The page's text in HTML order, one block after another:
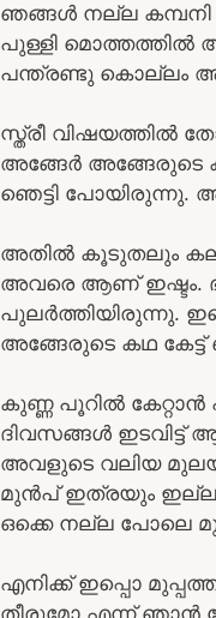
ഞങ്ങൾ നല്ല കമ്പനി
പുള്ളി മൊത്തത്തിൽ
പന്ത്രണ്ടു കൊല്ലം
സ്ത്രീ വിഷയത്തിൽ
അങ്ങേർ അങ്ങേരുടെ
ഞെട്ടി പോയിരുന്നു.
അതിൽ കൂടുതലും
അവരെ ആണ് ഇഷ്ടം.
പുലർത്തിയിരുന്നു.
അങ്ങേരുടെ കഥ
കുണ്ണ പൂറിൽ കേറ്റാൻ
ദിവസങ്ങൾ
അവളുടെ വലിയ
മുൻപ് ഇത്രയും
ഒക്കെ നല്ല പോലെ
എനിക്ക് ഇപ്പൊ